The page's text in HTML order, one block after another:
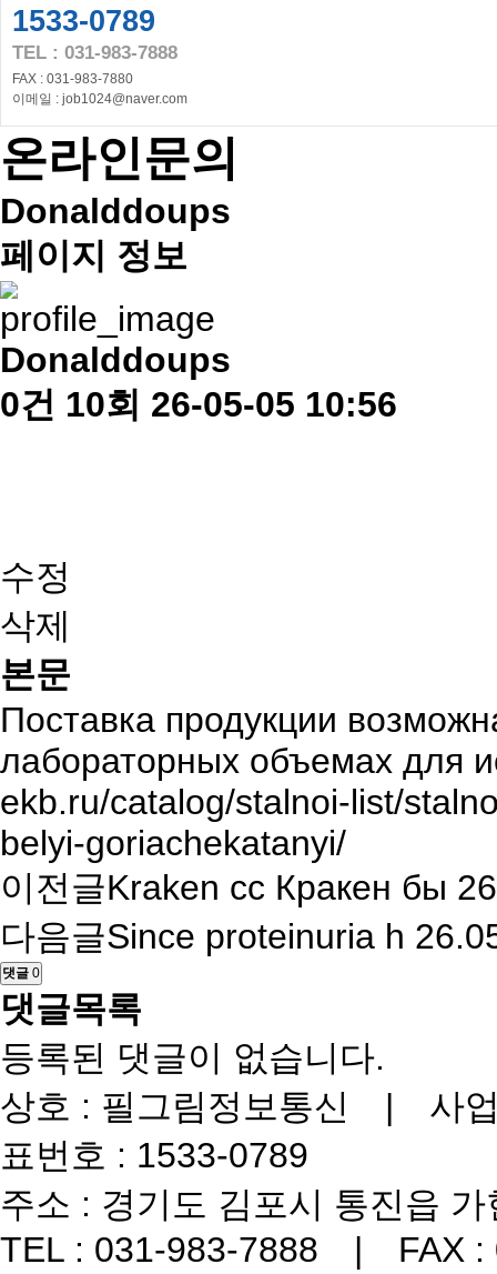
1533-0789
TEL : 031-983-7888
FAX : 031-983-7880
이메일 : job1024@naver.com
온라인문의
Donalddoups
페이지 정보
Donalddoups
0건 10회 26-05-05 10:56
수정
삭제
본문
Поставка продукции
лабораторных объемах для
ekb.ru/catalog/stalnoi-list/
belyi-goriachekatanyi/
이전글Kraken cc Кракен бы
다음글Since proteinuria h
댓글 0
댓글목록
등록된 댓글이 없습니다.
상호 : 필그림정보통신 | 사
표번호 : 1533-0789
주소 : 경기도 김포시 통진읍
TEL : 031-983-7888 | FAX :